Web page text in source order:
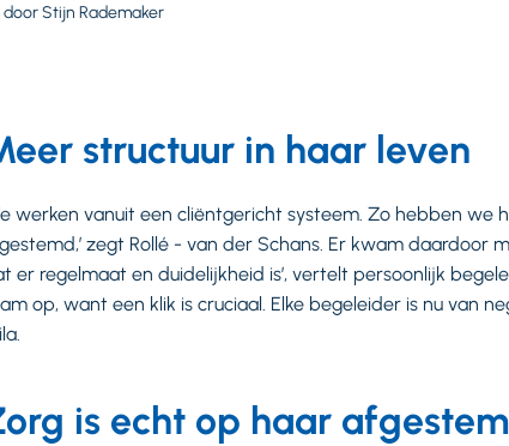
door Stijn Rademaker
structuur in haar leven
werken vanuit een cliëntgericht systeem. Zo hebben
zegt Rollé - van der Schans. Er kwam daardoor
er regelmaat en duidelijkheid is’, vertelt persoonlijk
op, want een klik is cruciaal. Elke begeleider is nu van
is echt op haar